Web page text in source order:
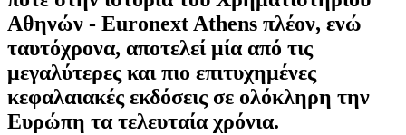
Αθηνών - Euronext Athens πλέον, ενώ
ταυτόχρονα, αποτελεί μία από τις
μεγαλύτερες και πιο επιτυχημένες
κεφαλαιακές εκδόσεις σε ολόκληρη την
Ευρώπη τα τελευταία χρόνια.